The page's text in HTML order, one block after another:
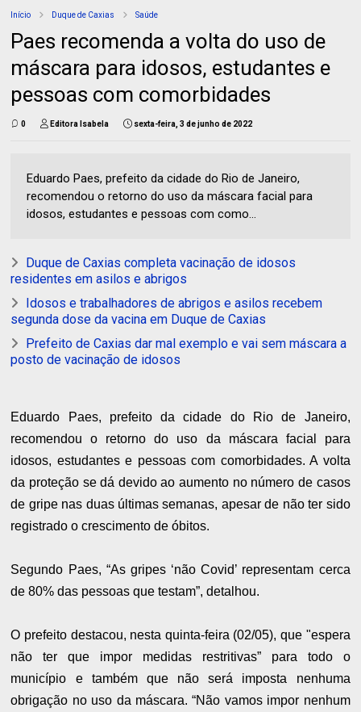
Início Duque de Caxias Saúde
Paes recomenda a volta do uso de
máscara para idosos, estudantes e
pessoas com comorbidades
0 Editora Isabela sexta-feira, 3 de junho de 2022
Eduardo Paes, prefeito da cidade do Rio de Janeiro,
recomendou o retorno do uso da máscara facial para
idosos, estudantes e pessoas com como...
Duque de Caxias completa vacinação de idosos
residentes em asilos e abrigos
Idosos e trabalhadores de abrigos e asilos recebem
segunda dose da vacina em Duque de Caxias
Prefeito de Caxias dar mal exemplo e vai sem máscara a
posto de vacinação de idosos
Eduardo Paes, prefeito da cidade do Rio de Janeiro,
recomendou o retorno do uso da máscara facial para
idosos, estudantes e pessoas com comorbidades. A volta
da proteção se dá devido ao aumento no número de casos
de gripe nas duas últimas semanas, apesar de não ter sido
registrado o crescimento de óbitos.
Segundo Paes, “As gripes ‘não Covid’ representam cerca
de 80% das pessoas que testam”, detalhou.
O prefeito destacou, nesta quinta-feira (02/05), que "espera
não ter que impor medidas restritivas” para todo o
município e também que não será imposta nenhuma
obrigação no uso da máscara. “Não vamos impor nenhum